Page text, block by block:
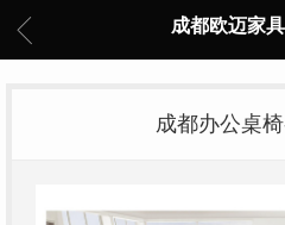
成都欧迈家
成都办公桌